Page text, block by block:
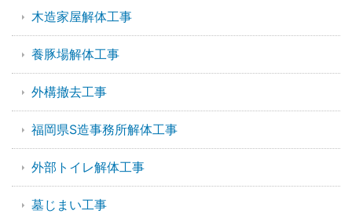
木造家屋解体工事
養豚場解体工事
外構撤去工事
福岡県S造事務所解体工事
外部トイレ解体工事
墓じまい工事